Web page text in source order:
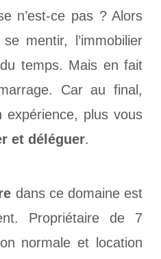
n’est-ce pas ? Alors
mentir, l’immobilier
temps. Mais en fait
Car au final,
expérience, plus vous
et déléguer.
dans ce domaine est
Propriétaire de 7
normale et location